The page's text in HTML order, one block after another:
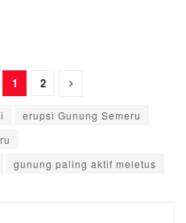
1 2
erupsi Gunung Semeru
gunung paling aktif meletus